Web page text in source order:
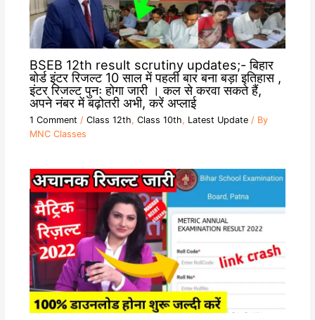
BSEB 12th result scrutiny updates;- बिहार
बोर्ड इंटर रिजल्ट 10 साल में पहली बार बना बड़ा इतिहास ,
इंटर रिजल्ट पुनः होगा जारी । कल से करवा सकते हैं,
अपने नंबर में बढ़ोतरी अभी, करें अप्लाई
1 Comment / Class 12th, Class 10th, Latest Update/ By
MNC Classes